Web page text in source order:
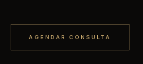
AGENDAR CONSULTA